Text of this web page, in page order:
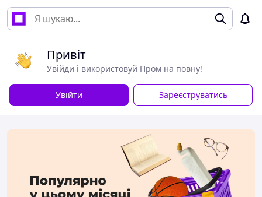
Привіт
Увійди і використовуй Пром на повну!
Увійти Зареєструватись